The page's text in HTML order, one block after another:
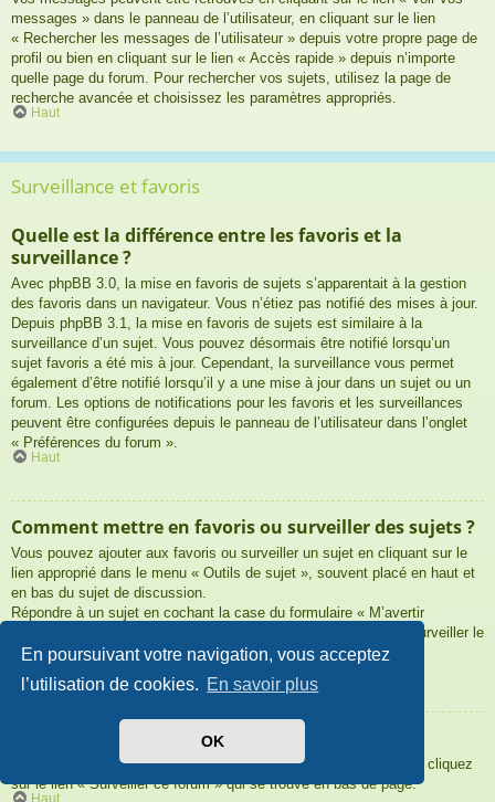
En poursuivant votre navigation, vous acceptez
l’utilisation de cookies. En savoir plus
OK
messages » dans le panneau de l’utilisateur, en cliquant sur le lien
« Rechercher les messages de l’utilisateur » depuis votre propre page de
profil ou bien en cliquant sur le lien « Accès rapide » depuis n’importe
quelle page du forum. Pour rechercher vos sujets, utilisez la page de
recherche avancée et choisissez les paramètres appropriés.
Haut
Surveillance et favoris
Quelle est la différence entre les favoris et la
surveillance ?
Avec phpBB 3.0, la mise en favoris de sujets s’apparentait à la gestion
des favoris dans un navigateur. Vous n’étiez pas notifié des mises à jour.
Depuis phpBB 3.1, la mise en favoris de sujets est similaire à la
surveillance d’un sujet. Vous pouvez désormais être notifié lorsqu’un
sujet favoris a été mis à jour. Cependant, la surveillance vous permet
également d’être notifié lorsqu’il y a une mise à jour dans un sujet ou un
forum. Les options de notifications pour les favoris et les surveillances
peuvent être configurées depuis le panneau de l’utilisateur dans l’onglet
« Préférences du forum ».
Haut
Comment mettre en favoris ou surveiller des sujets ?
Vous pouvez ajouter aux favoris ou surveiller un sujet en cliquant sur le
lien approprié dans le menu « Outils de sujet », souvent placé en haut et
en bas du sujet de discussion.
Répondre à un sujet en cochant la case du formulaire « M’avertir
lorsqu’une réponse est postée » vous permettra également de surveiller le
sujet.
Haut
Comment surveiller des forums ?
Pour surveiller un forum en particulier, une fois entré sur celui-ci, cliquez
sur le lien « Surveiller ce forum » qui se trouve en bas de page.
Haut